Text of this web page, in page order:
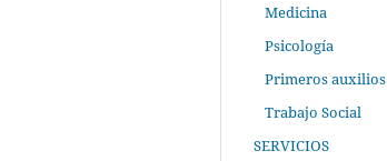
Medicina
Psicología
Primeros auxilios
Trabajo Social
SERVICIOS